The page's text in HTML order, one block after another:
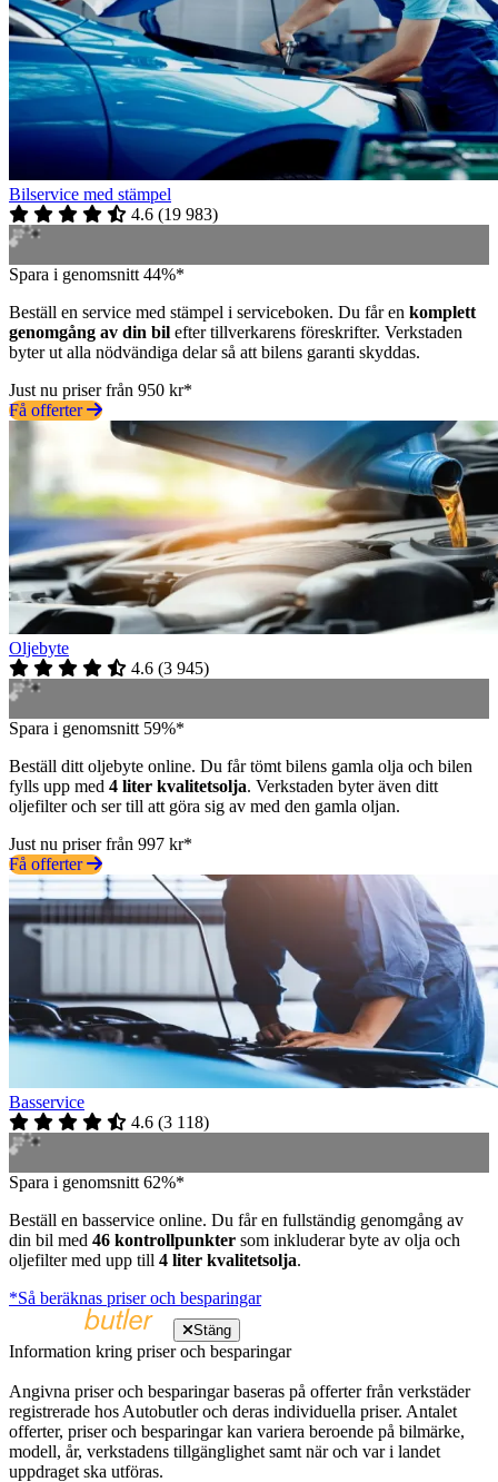
Bilservice med stämpel
4.6 (19 983)
Spara i genomsnitt 44%*
Beställ en service med stämpel i serviceboken. Du får en komplett
genomgång av din bil efter tillverkarens föreskrifter. Verkstaden
byter ut alla nödvändiga delar så att bilens garanti skyddas.
Just nu priser från 950 kr*
Få offerter
Oljebyte
4.6 (3 945)
Spara i genomsnitt 59%*
Beställ ditt oljebyte online. Du får tömt bilens gamla olja och bilen
fylls upp med 4 liter kvalitetsolja. Verkstaden byter även ditt
oljefilter och ser till att göra sig av med den gamla oljan.
Just nu priser från 997 kr*
Få offerter
Basservice
4.6 (3 118)
Spara i genomsnitt 62%*
Beställ en basservice online. Du får en fullständig genomgång av
din bil med 46 kontrollpunkter som inkluderar byte av olja och
oljefilter med upp till 4 liter kvalitetsolja.
*Så beräknas priser och besparingar
Stäng
Information kring priser och besparingar
Angivna priser och besparingar baseras på offerter från verkstäder
registrerade hos Autobutler och deras individuella priser. Antalet
offerter, priser och besparingar kan variera beroende på bilmärke,
modell, år, verkstadens tillgänglighet samt när och var i landet
uppdraget ska utföras.